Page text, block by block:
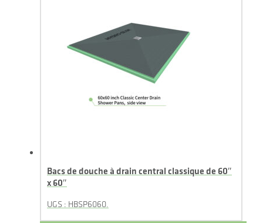
Bacs de douche à drain central classique de 60″
x 60″
UGS : HBSP6060.